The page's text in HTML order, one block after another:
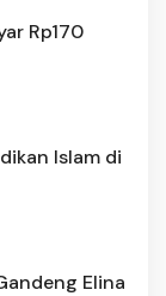
Rp170
Islam di
Elina